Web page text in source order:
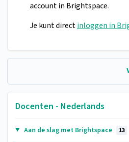
account in Brightspace.
Je kunt directinloggen in
Docenten - Nederlands
Aan de slag met Brightspace 13